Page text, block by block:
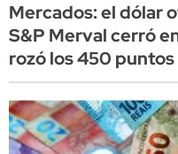
Mercados: el dólar
S&P Merval cerró
rozó los 450 puntos